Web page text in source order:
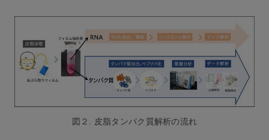
図２. 皮脂タンパク質解析の流れ